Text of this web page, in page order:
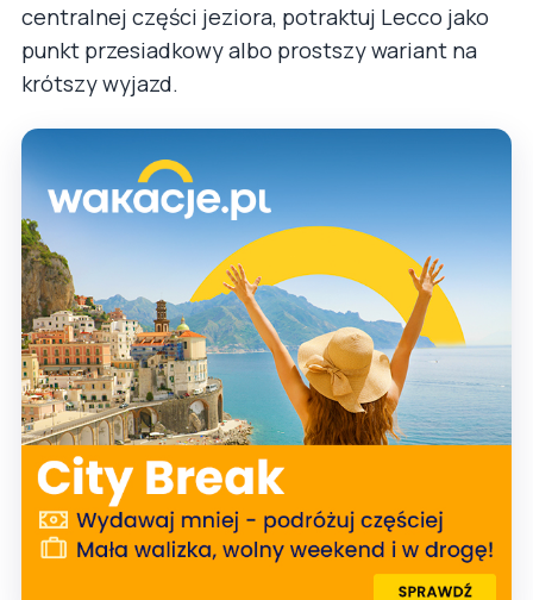
centralnej części jeziora, potraktuj Lecco jako
punkt przesiadkowy albo prostszy wariant na
krótszy wyjazd.